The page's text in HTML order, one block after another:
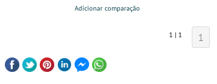
Adicionar comparação
1 | 1 1